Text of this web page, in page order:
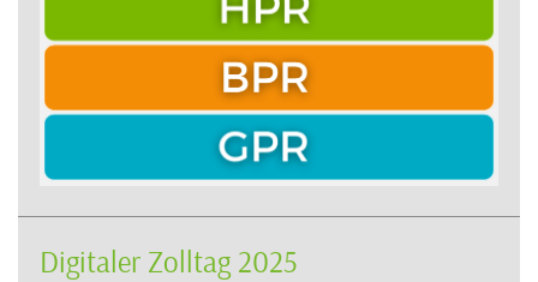
Digitaler Zolltag 2025